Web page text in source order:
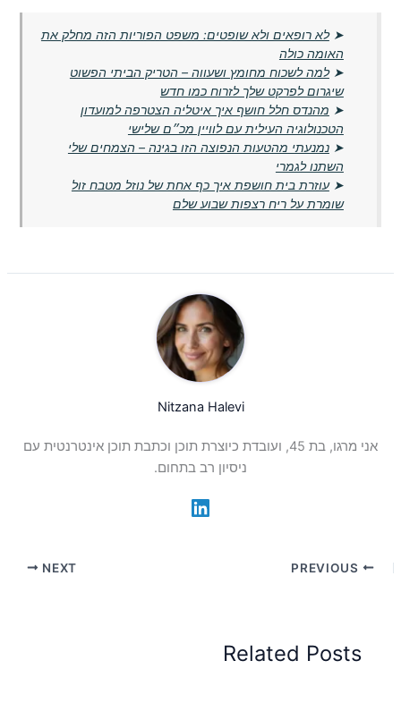
➤לא רופאים ולא שופטים: משפט הפוריות הזה מחלק את
האומה כולה
➤למה לשכוח מחומץ ושעווה – הטריק הביתי הפשוט
שיגרום לפרקט שלך לזרוח כמו חדש
➤ מהנדס חלל חושף איך איטליה הצטרפה למועדון
הטכנולוגיה העילית עם לוויין מכ״ם שלישי
➤נמנעתי מהטעות הנפוצה הזו בגינה – הצמחים שלי
השתנו לגמרי
➤עוזרת בית חושפת איך כף אחת של נוזל מטבח זול
שומרת על ריח רצפות שבוע שלם
Nitzana Halevi
אני מרגו, בת 45, ועובדת כיוצרת תוכן וכתבת תוכן אינטרנטית עם
ניסיון רב בתחום.
NEXT
Related Posts